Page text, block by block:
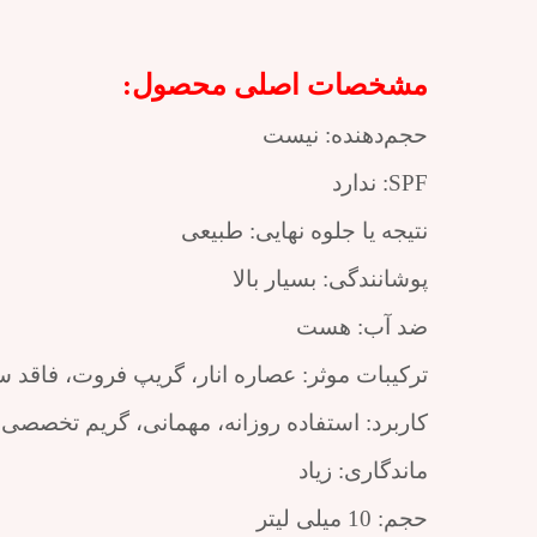
مشخصات اصلی محصول:
حجم‌دهنده: نیست
SPF: ندارد
نتیجه یا جلوه‌ نهایی: طبیعی
پوشانندگی: بسیار بالا
ضد آب: هست
ترکیبات موثر: عصاره انار، گریپ فروت،
کاربرد: استفاده روزانه، مهمانی، گریم تخصصی
ماندگاری: زیاد
حجم: 10 میلی لیتر